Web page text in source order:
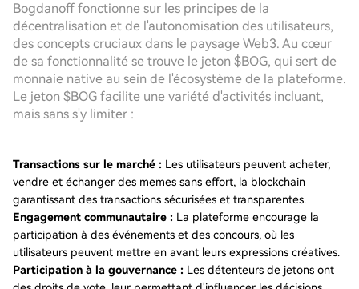
Bogdanoff fonctionne sur les principes de la
décentralisation et de l'autonomisation des utilisateurs,
des concepts cruciaux dans le paysage Web3. Au cœur
de sa fonctionnalité se trouve le jeton $BOG, qui sert de
monnaie native au sein de l'écosystème de la plateforme.
Le jeton $BOG facilite une variété d'activités incluant,
mais sans s'y limiter :
Transactions sur le marché : Les utilisateurs peuvent acheter,
vendre et échanger des memes sans effort, la blockchain
garantissant des transactions sécurisées et transparentes.
Engagement communautaire : La plateforme encourage la
participation à des événements et des concours, où les
utilisateurs peuvent mettre en avant leurs expressions créatives.
Participation à la gouvernance : Les détenteurs de jetons ont